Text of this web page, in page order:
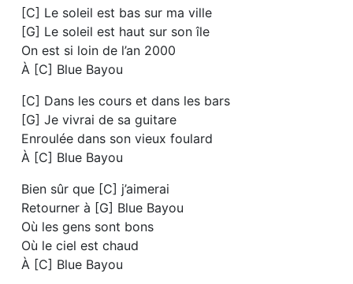
[C] Le soleil est bas sur ma ville
[G] Le soleil est haut sur son île
On est si loin de l’an 2000
À [C] Blue Bayou
[C] Dans les cours et dans les bars
[G] Je vivrai de sa guitare
Enroulée dans son vieux foulard
À [C] Blue Bayou
Bien sûr que [C] j’aimerai
Retourner à [G] Blue Bayou
Où les gens sont bons
Où le ciel est chaud
À [C] Blue Bayou